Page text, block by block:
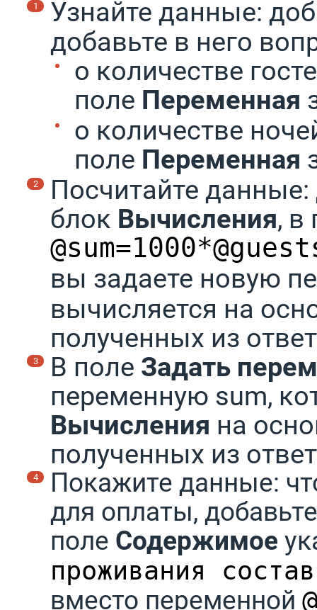
Узнайте данные:
добавьте в него
о количестве
поле Переменная
о количестве
поле Переменная
Посчитайте данные:
блок Вычисления, в
вы задаете новую
вычисляется на
полученных из
В поле Задать
переменную sum,
Вычисления на
полученных из
Покажите данные:
для оплаты,
поле Содержимое
проживания
вместо переменной